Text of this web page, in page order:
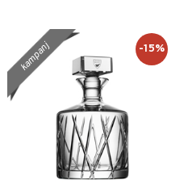
kampanj -15%